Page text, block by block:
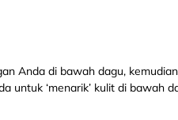
Anda di bawah dagu,
‘menarik’ kulit di bawah